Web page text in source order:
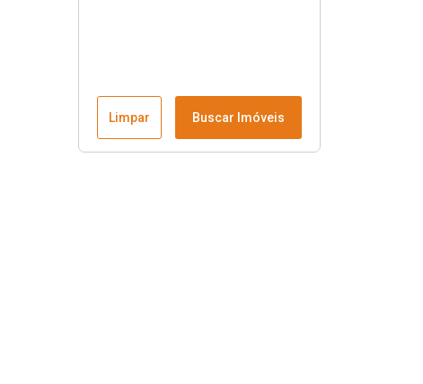
Limpar Buscar Imóveis